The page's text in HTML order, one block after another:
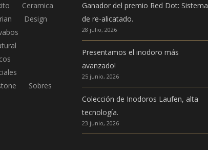
Ceramica
Design
Sobres
Ganador del premio Red Dot: Sistema
de re-alicatado.
28 julio, 2026
Presentamos el inodoro más
avanzado!
25 junio, 2026
Colección de Inodoros Laufen, alta
tecnología.
23 junio, 2026